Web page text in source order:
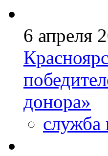
6 апреля
донора»
служба